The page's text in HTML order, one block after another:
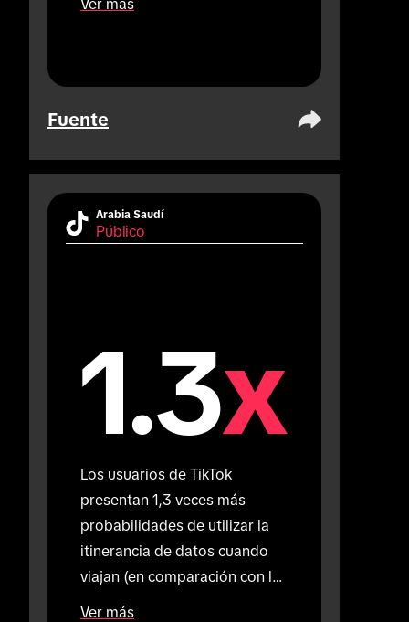
Ver más
Fuente
Arabia Saudí
Público
1.3x
Los usuarios de TikTok
presentan 1,3 veces más
probabilidades de utilizar la
itinerancia de datos cuando
viajan (en comparación con los
usuarios que no utilizan
Ver más